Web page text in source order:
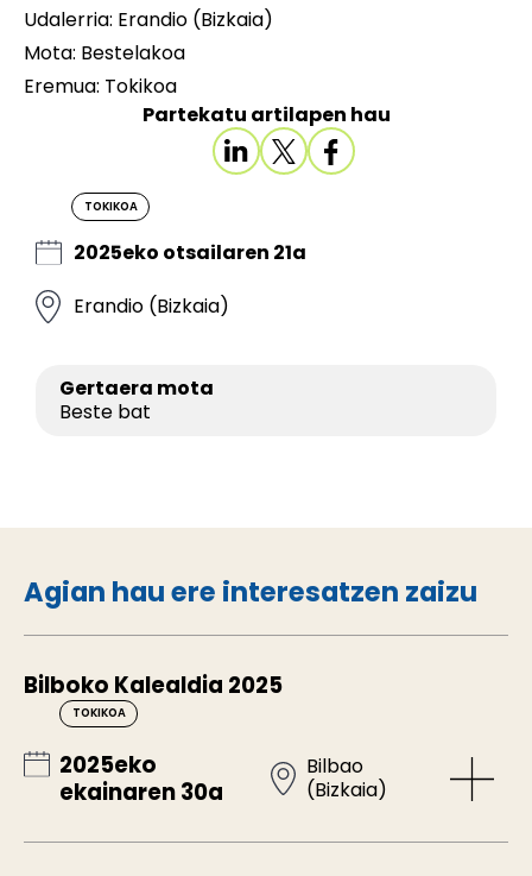
Udalerria: Erandio (Bizkaia)
Mota: Bestelakoa
Eremua: Tokikoa
Partekatu artilapen hau
TOKIKOA
2025eko otsailaren 21a
Erandio (Bizkaia)
Gertaera mota
Beste bat
Agian hau ere interesatzen zaizu
Bilboko Kalealdia 2025
TOKIKOA
2025eko
ekainaren 30a
Bilbao
(Bizkaia)